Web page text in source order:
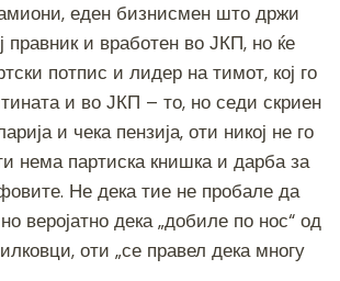
еден бизнисмен што држи
правник и вработен во ЈКП, но ќе
потпис и лидер на тимот, кој го
и во ЈКП – то, но седи скриен
и чека пензија, оти никој не го
нема партиска книшка и дарба за
Не дека тие не пробале да
веројатно дека „добиле по нос“ од
оти „се правел дека многу